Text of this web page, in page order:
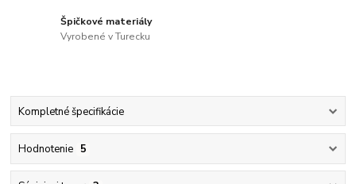
Špičkové materiály
Vyrobené v Turecku
Kompletné špecifikácie
Hodnotenie 5